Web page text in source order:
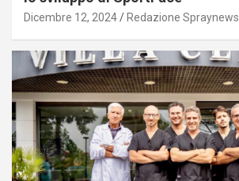
Dicembre 12, 2024 Redazione Spraynews